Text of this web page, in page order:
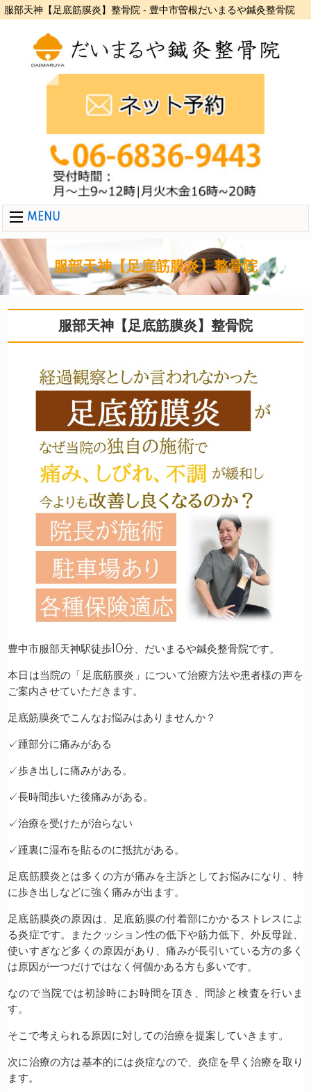
服部天神【足底筋膜炎】整骨院 - 豊中市曽根だいまるや鍼灸整骨院
MENU
服部天神【足底筋膜炎】整骨院
服部天神【足底筋膜炎】整骨院
豊中市服部天神駅徒歩10分、だいまるや鍼灸整骨院です。
本日は当院の「足底筋膜炎」について治療方法や患者様の声を
ご案内させていただきます。
足底筋膜炎でこんなお悩みはありませんか？
✓踵部分に痛みがある
✓歩き出しに痛みがある。
✓長時間歩いた後痛みがある。
✓治療を受けたが治らない
✓踵裏に湿布を貼るのに抵抗がある。
足底筋膜炎とは多くの方が痛みを主訴としてお悩みになり、特
に歩き出しなどに強く痛みが出ます。
足底筋膜炎の原因は、足底筋膜の付着部にかかるストレスによ
る炎症です。またクッション性の低下や筋力低下、外反母趾、
使いすぎなど多くの原因があり、痛みが長引いている方の多く
は原因が一つだけではなく何個かある方も多いです。
なので当院では初診時にお時間を頂き、問診と検査を行いま
す。
そこで考えられる原因に対しての治療を提案していきます。
次に治療の方は基本的には炎症なので、炎症を早く治療を取り
ます。